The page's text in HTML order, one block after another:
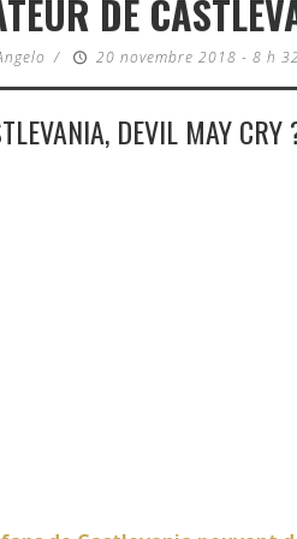
DE
/ 20 novembre 2018 - 8 h 32
DEVIL MAY CRY